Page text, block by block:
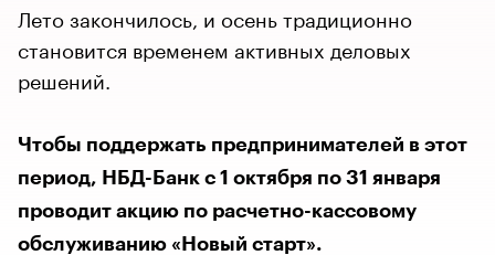
Лето закончилось, и осень традиционно
становится временем активных деловых
решений.
Чтобы поддержать предпринимателей в этот
период, НБД-Банк с 1 октября по 31 января
проводит акцию по расчетно-кассовому
обслуживанию «Новый старт».